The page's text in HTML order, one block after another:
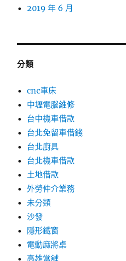
2019 年 6 月
分類
cnc車床
中壢電腦維修
台中機車借款
台北免留車借錢
台北廚具
台北機車借款
土地借款
外勞仲介業務
未分類
沙發
隱形鐵窗
電動麻將桌
高雄當舖